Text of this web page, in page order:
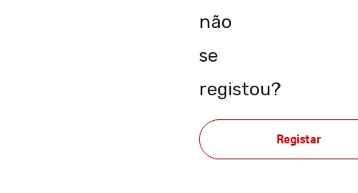
não
se
registou?
Registar